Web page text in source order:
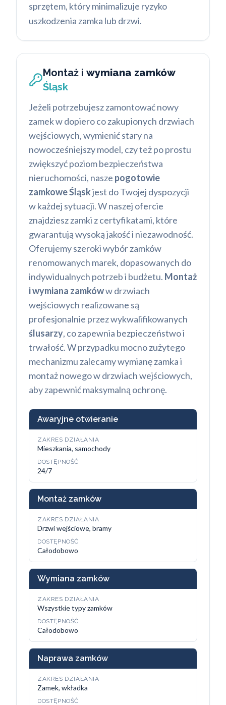
sprzętem, który minimalizuje ryzyko
uszkodzenia zamka lub drzwi.
Montaż i wymiana zamków
Śląsk
Jeżeli potrzebujesz zamontować nowy
zamek w dopiero co zakupionych drzwiach
wejściowych, wymienić stary na
nowocześniejszy model, czy też po prostu
zwiększyć poziom bezpieczeństwa
nieruchomości, nasze pogotowie
zamkowe Śląskjest do Twojej dyspozycji
w każdej sytuacji. W naszej ofercie
znajdziesz zamki z certyfikatami, które
gwarantują wysoką jakość i niezawodność.
Oferujemy szeroki wybór zamków
renomowanych marek, dopasowanych do
indywidualnych potrzeb i budżetu. Montaż
i wymiana zamkóww drzwiach
wejściowych realizowane są
profesjonalnie przez wykwalifikowanych
ślusarzy, co zapewnia bezpieczeństwo i
trwałość. W przypadku mocno zużytego
mechanizmu zalecamy wymianę zamka i
montaż nowego w drzwiach wejściowych,
aby zapewnić maksymalną ochronę.
Awaryjne otwieranie
ZAKRES DZIAŁANIA
Mieszkania, samochody
DOSTĘPNOŚĆ
24/7
Montaż zamków
ZAKRES DZIAŁANIA
Drzwi wejściowe, bramy
DOSTĘPNOŚĆ
Całodobowo
Wymiana zamków
ZAKRES DZIAŁANIA
Wszystkie typy zamków
DOSTĘPNOŚĆ
Całodobowo
Naprawa zamków
ZAKRES DZIAŁANIA
Zamek, wkładka
DOSTĘPNOŚĆ